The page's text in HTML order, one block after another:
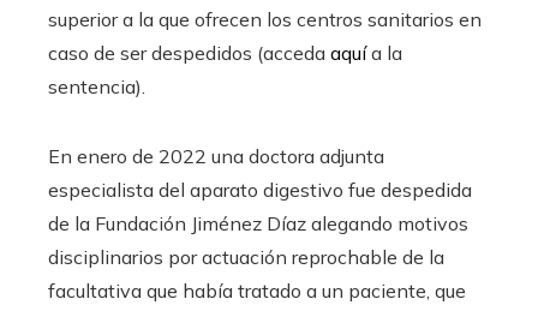
superior a la que ofrecen los centros sanitarios en
caso de ser despedidos (acceda aquía la
sentencia).
En enero de 2022 una doctora adjunta
especialista del aparato digestivo fue despedida
de la Fundación Jiménez Díaz alegando motivos
disciplinarios por actuación reprochable de la
facultativa que había tratado a un paciente, que